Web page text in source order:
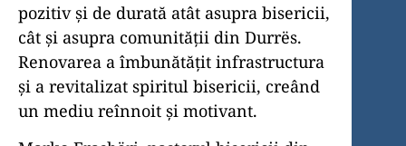
pozitiv și de durată atât asupra bisericii,
cât și asupra comunității din Durrës.
Renovarea a îmbunătățit infrastructura
și a revitalizat spiritul bisericii, creând
un mediu reînnoit și motivant.